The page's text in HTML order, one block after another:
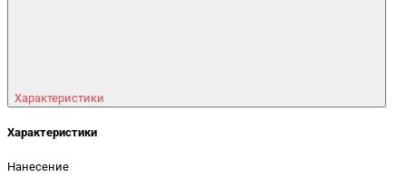
Характеристики
Характеристики
Нанесение